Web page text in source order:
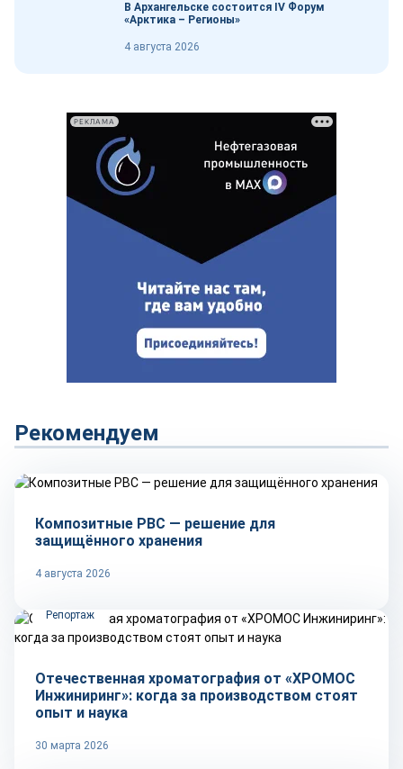
В Архангельске состоится IV Форум
«Арктика – Регионы»
4 августа 2026
РЕКЛАМА
Рекомендуем
Композитные РВС — решение для
защищённого хранения
4 августа 2026
Репортаж
Отечественная хроматография от «ХРОМОС
Инжиниринг»: когда за производством стоят
опыт и наука
30 марта 2026